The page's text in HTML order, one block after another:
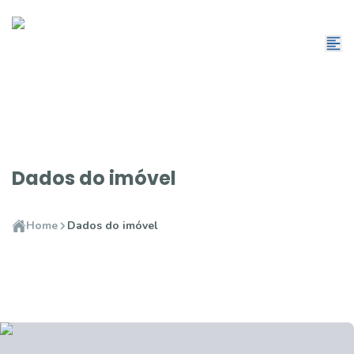
Dados do imóvel
Home Dados do imóvel